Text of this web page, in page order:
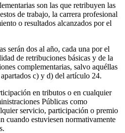
son las que retribuyen las
de trabajo, la carrera profesional
o resultados alcanzados por el
serán dos al año, cada una por el
de retribuciones básicas y de la
complementarias, salvo aquéllas
c) y d) del artículo 24.
en tributos o en cualquier
Públicas como
servicio, participación o premio
cuando estuviesen normativamente